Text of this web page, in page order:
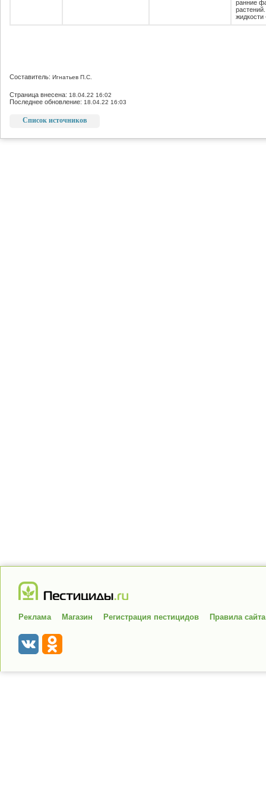
ранние
жидкости
Составитель: Игнатьев П.С.
Страница внесена: 18.04.22 16:02
Последнее обновление: 18.04.22 16:03
Список источников
Реклама Магазин Регистрация пестицидов Правила сайта